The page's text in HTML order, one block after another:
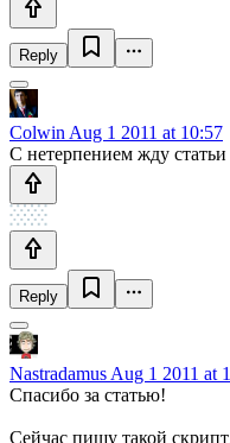
Reply
Colwin Aug 1 2011 at 10:57
С нетерпением жду
Reply
Nastradamus Aug 1 2011 at
Спасибо за статью!
Сейчас пишу такой